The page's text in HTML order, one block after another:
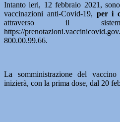
Intanto ieri, 12 febbraio 2021,
vaccinazioni anti-Covid-19, per i
attraverso il
https://
800.00.99.66.
La somministrazione del
inizierà, con la prima dose, dal 20